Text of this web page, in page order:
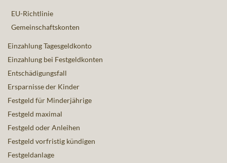
EU-Richtlinie
Gemeinschaftskonten
Einzahlung Tagesgeldkonto
Einzahlung bei Festgeldkonten
Entschädigungsfall
Ersparnisse der Kinder
Festgeld für Minderjährige
Festgeld maximal
Festgeld oder Anleihen
Festgeld vorfristig kündigen
Festgeldanlage